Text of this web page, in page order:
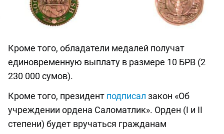
Кроме того, обладатели медалей получат
единовременную выплату в размере 10 БРВ (2
230 000 сумов).
Кроме того, президент подписал закон «Об
учреждении ордена Саломатлик». Орден (I и II
степени) будет вручаться гражданам